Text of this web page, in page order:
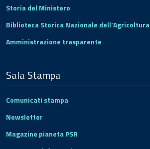
Storia del Ministero
Biblioteca Storica Nazionale dell'Agricoltura
Amministrazione trasparente
Sala Stampa
Comunicati stampa
Newsletter
Magazine pianeta PSR